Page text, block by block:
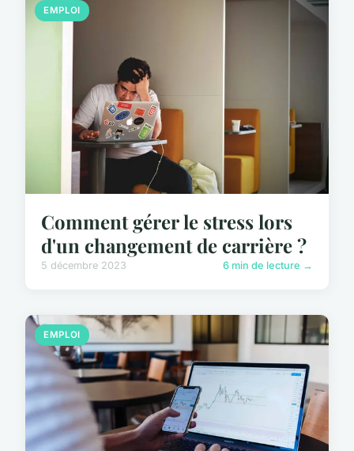
EMPLOI
Comment gérer le stress lors
d'un changement de carrière ?
5 décembre 2023 6 min de lecture →
EMPLOI